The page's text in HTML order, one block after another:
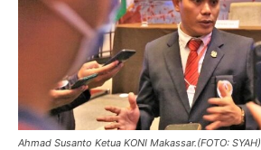
Ahmad Susanto Ketua KONI Makassar.(FOTO: SYAH)